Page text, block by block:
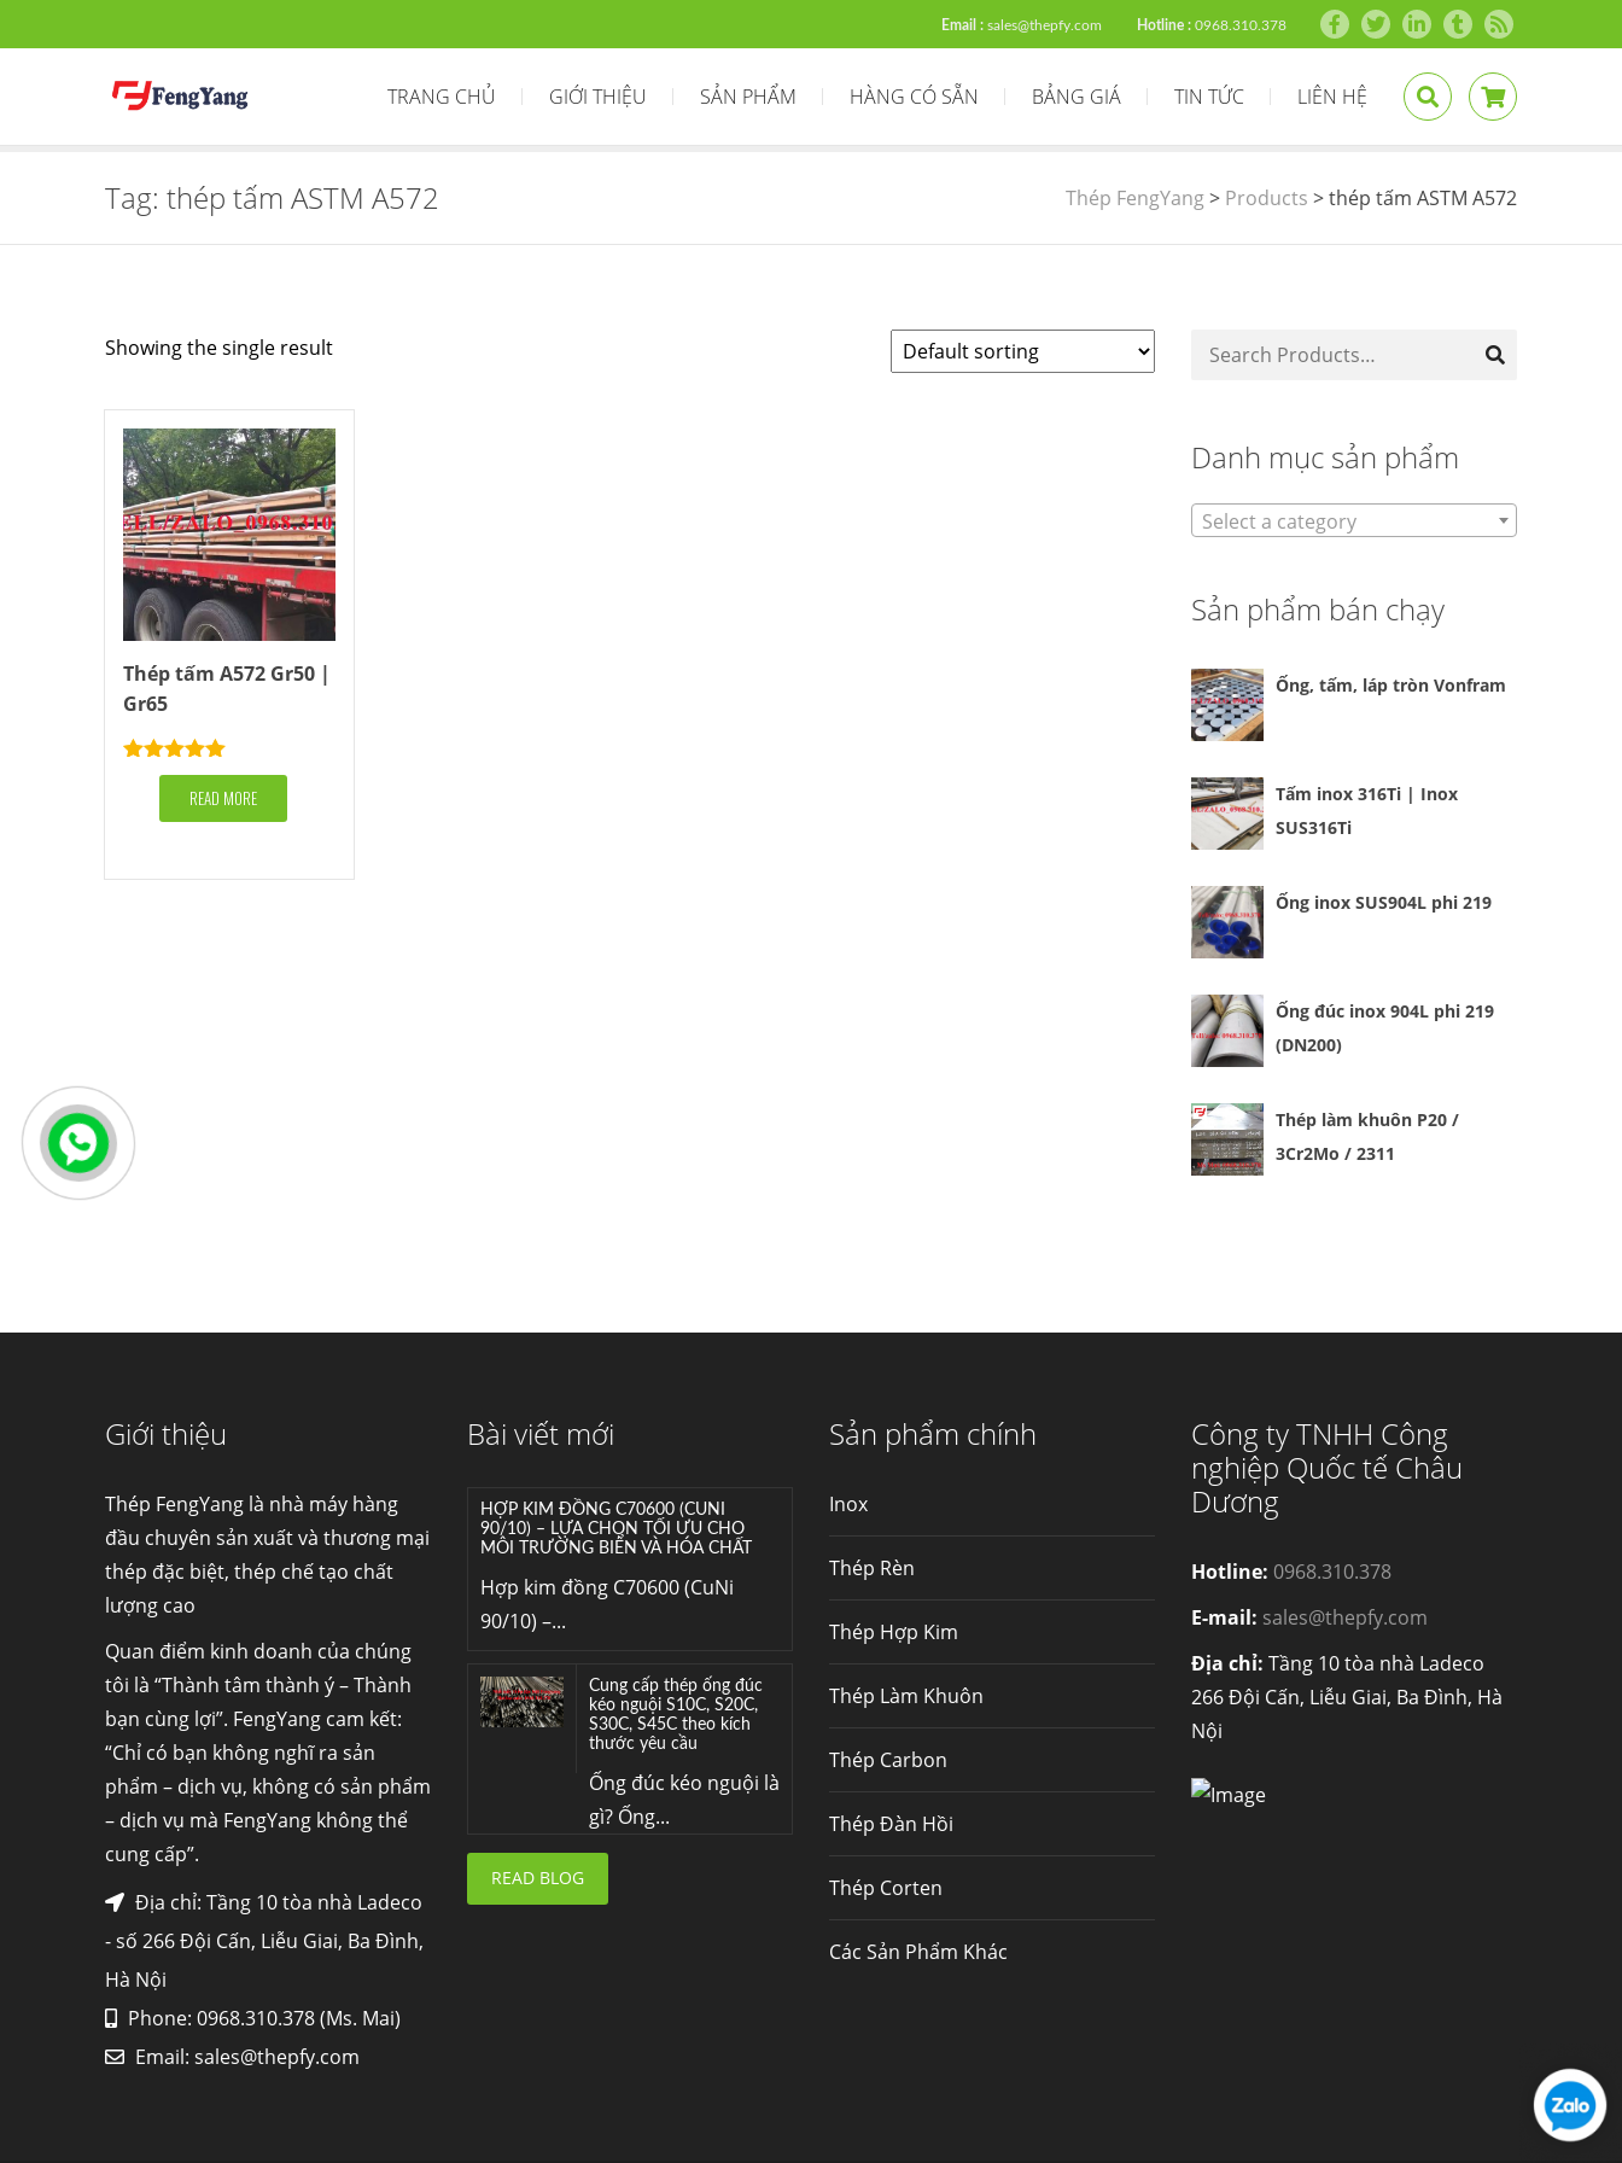
Email : sales@thepfy.com Hotline : 0968.310.378
TRANG CHỦ GIỚI THIỆU SẢN PHẨM HÀNG CÓ SẴN BẢNG GIÁ TIN TỨC LIÊN HỆ
Tag: thép tấm ASTM A572 Thép FengYang> Products >thép tấm ASTM A572
Showing the single result
Thép tấm A572 Gr50 |
Gr65
Rated5.00
out of 5READ MORE
Danh mục sản phẩm
Select a category
Sản phẩm bán chạy
Ống, tấm, láp tròn Vonfram
Tấm inox 316Ti | Inox
SUS316Ti
Ống inox SUS904L phi 219
Ống đúc inox 904L phi 219
(DN200)
Thép làm khuôn P20 /
3Cr2Mo / 2311
Giới thiệu
Thép FengYang là nhà máy hàng
đầu chuyên sản xuất và thương mại
thép đặc biệt, thép chế tạo chất
lượng cao
Quan điểm kinh doanh của chúng
tôi là “Thành tâm thành ý – Thành
bạn cùng lợi”. FengYang cam kết:
“Chỉ có bạn không nghĩ ra sản
phẩm – dịch vụ, không có sản phẩm
– dịch vụ mà FengYang không thể
cung cấp”.
Địa chỉ: Tầng 10 tòa nhà Ladeco
- số 266 Đội Cấn, Liễu Giai, Ba Đình,
Hà Nội
Phone: 0968.310.378 (Ms. Mai)
Email: sales@thepfy.com
Bài viết mớiInox (thép không gỉ)
HỢP KIM ĐỒNG C70600 (CUNI
90/10) – LỰA CHỌN TỐI ƯU CHO
MÔI TRƯỜNG BIỂN VÀ HÓA CHẤT
Hợp kim đồng C70600 (CuNi
90/10) –...
Cung cấp thép ống đúc
kéo nguội S10C, S20C,
S30C, S45C theo kích
thước yêu cầu
Ống đúc kéo nguội là
gì? Ống...
nhà máy thép Hòa Phát
READ BLOG
Sản phẩm chính
Inox
Thép Rèn
Thép Hợp Kim
Thép Làm Khuôn
Thép Carbon
Thép Đàn Hồi
Thép Corten
Các Sản Phẩm Khác
Công ty TNHH Công
nghiệp Quốc tế Châu
Dương
Hotline: 0968.310.378
E-mail: sales@thepfy.com
Địa chỉ: Tầng 10 tòa nhà Ladeco
266 Đội Cấn, Liễu Giai, Ba Đình, Hà
Nội